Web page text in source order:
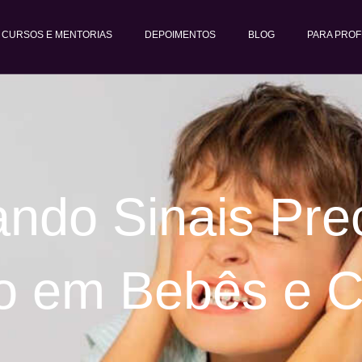
CURSOS E MENTORIAS DEPOIMENTOS BLOG PARA
Sinais
em Bebês e